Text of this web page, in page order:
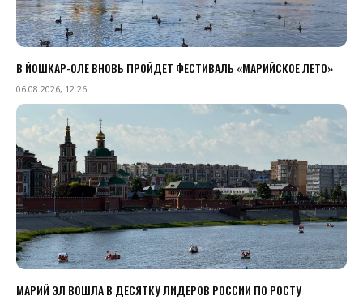
В ЙОШКАР-ОЛЕ ВНОВЬ ПРОЙДЕТ ФЕСТИВАЛЬ «МАРИЙСКОЕ ЛЕТО»
06.08.2026, 12:26
МАРИЙ ЭЛ ВОШЛА В ДЕСЯТКУ ЛИДЕРОВ РОССИИ ПО РОСТУ